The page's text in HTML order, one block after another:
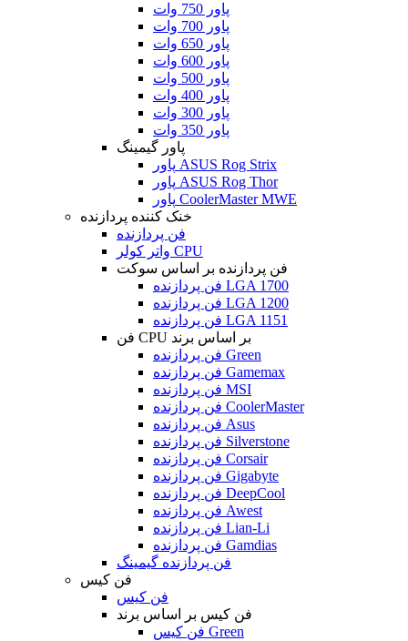
پاور 750 وات
پاور 700 وات
پاور 650 وات
پاور 600 وات
پاور 500 وات
پاور 400 وات
پاور 300 وات
پاور 350 وات
پاور گیمینگ
پاور ASUS Rog Strix
پاور ASUS Rog Thor
پاور CoolerMaster MWE
خنک کننده پردازنده
فن پردازنده
واتر کولر CPU
فن پردازنده بر اساس سوکت
فن پردازنده LGA 1700
فن پردازنده LGA 1200
فن پردازنده LGA 1151
فن CPU بر اساس برند
فن پردازنده Green
فن پردازنده Gamemax
فن پردازنده MSI
فن پردازنده CoolerMaster
فن پردازنده Asus
فن پردازنده Silverstone
فن پردازنده Corsair
فن پردازنده Gigabyte
فن پردازنده DeepCool
فن پردازنده Awest
فن پردازنده Lian-Li
فن پردازنده Gamdias
فن پردازنده گیمینگ
فن کیس
فن کیس
فن کیس بر اساس برند
فن کیس Green